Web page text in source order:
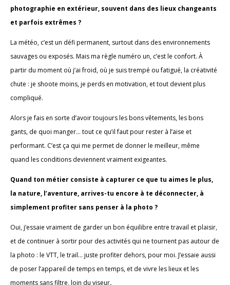
photographie en extérieur, souvent dans des lieux changeants
et parfois extrêmes ?
La météo, c’est un défi permanent, surtout dans des environnements
sauvages ou exposés. Mais ma règle numéro un, c’est le confort. À
partir du moment où j’ai froid, où je suis trempé ou fatigué, la créativité
chute : je shoote moins, je perds en motivation, et tout devient plus
compliqué.
Alors je fais en sorte d’avoir toujours les bons vêtements, les bons
gants, de quoi manger… tout ce qu’il faut pour rester à l’aise et
performant. C’est ça qui me permet de donner le meilleur, même
quand les conditions deviennent vraiment exigeantes.
Quand ton métier consiste à capturer ce que tu aimes le plus,
la nature, l’aventure, arrives-tu encore à te déconnecter, à
simplement profiter sans penser à la photo ?
Oui, j’essaie vraiment de garder un bon équilibre entre travail et plaisir,
et de continuer à sortir pour des activités qui ne tournent pas autour de
la photo : le VTT, le trail… juste profiter dehors, pour moi. J’essaie aussi
de poser l’appareil de temps en temps, et de vivre les lieux et les
moments sans filtre, loin du viseur.